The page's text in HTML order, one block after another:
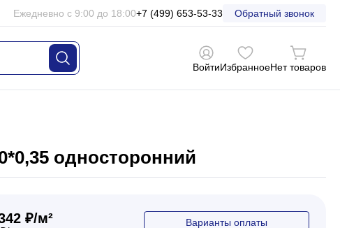
Ежедневно с 9:00 до 18:00+7 (499) 653-53-33 Обратный звонок
ВойтиИзбранноеНет товаров
односторонний
₽/м²
Варианты оплаты